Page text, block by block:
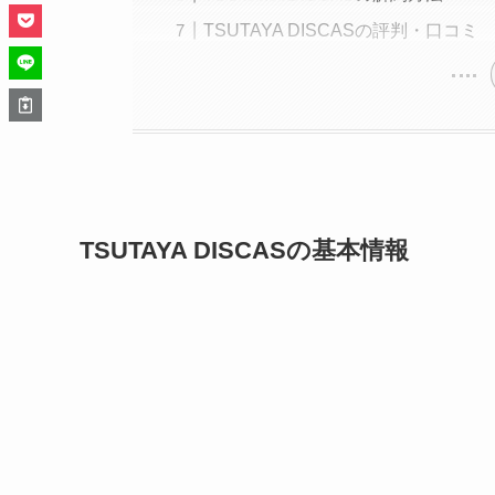
TSUTAYA DISCASの評判・口コミ
TSUTAYA DISCASの基本情報